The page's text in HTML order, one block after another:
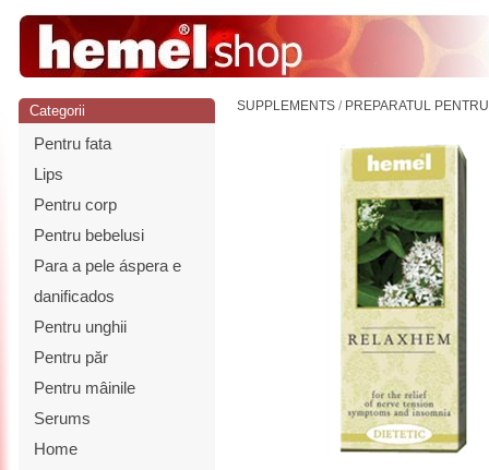
Categorii
Pentru fata
Lips
Pentru corp
Pentru bebelusi
Para a pele áspera e
danificados
Pentru unghii
Pentru păr
Pentru mâinile
Serums
Home
SUPPLEMENTS / PREPARATUL